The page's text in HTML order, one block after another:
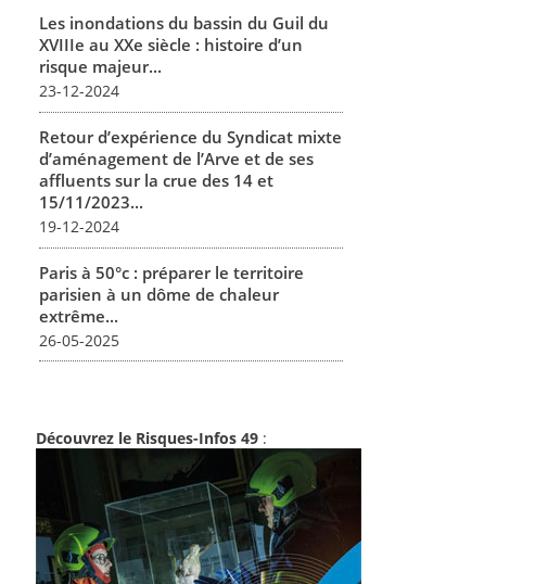
Les inondations du bassin du Guil du
XVIIIe au XXe siècle : histoire d’un
risque majeur...
23-12-2024
Retour d’expérience du Syndicat mixte
d’aménagement de l’Arve et de ses
affluents sur la crue des 14 et
15/11/2023...
19-12-2024
Paris à 50°c : préparer le territoire
parisien à un dôme de chaleur
extrême...
26-05-2025
Découvrez le Risques-Infos 49 :